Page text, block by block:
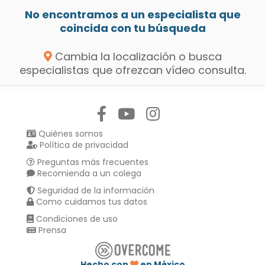
No encontramos a un especialista que
coincida con tu búsqueda
Cambia la localización o busca
especialistas que ofrezcan vídeo consulta.
Quiénes somos
Política de privacidad
Preguntas más frecuentes
Recomienda a un colega
Seguridad de la información
Como cuidamos tus datos
Condiciones de uso
Prensa